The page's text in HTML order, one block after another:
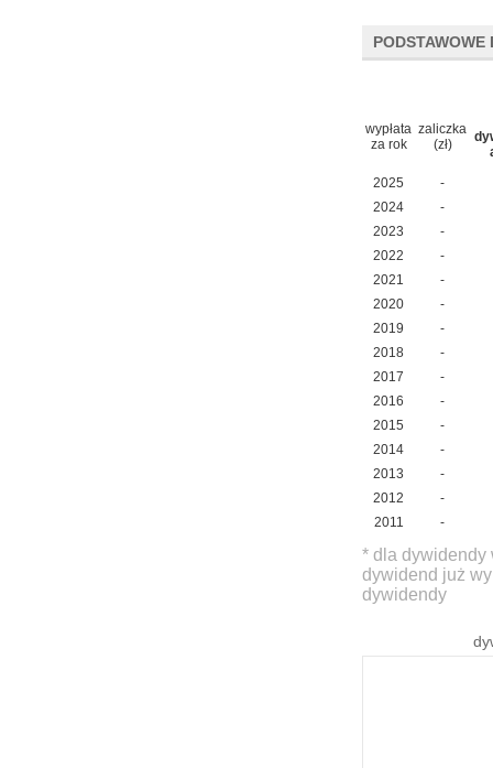
PODSTAWOWE
wypłata
za rok
zaliczka
(zł)
2025
-
2024
-
2023
-
2022
-
2021
-
2020
-
2019
-
2018
-
2017
-
2016
-
2015
-
2014
-
2013
-
2012
-
2011
-
* dla dywidendy
dywidend już
dywidendy